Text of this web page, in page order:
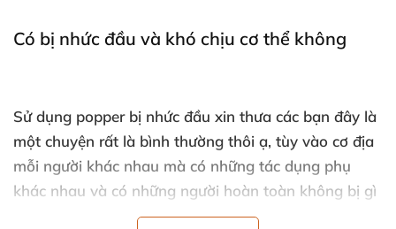
Có bị nhức đầu và khó chịu cơ thể không
Sử dụng popper bị nhức đầu xin thưa các bạn đây là
một chuyện rất là bình thường thôi ạ, tùy vào cơ địa
mỗi người khác nhau mà có những tác dụng phụ
khác nhau và có những người hoàn toàn không bị gì